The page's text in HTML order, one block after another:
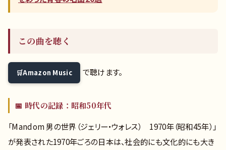
この曲を聴く
Amazon Music で聴けます。
📅 時代の記録：昭和50年代
「Mandom 男の世界（ジェリー・ウォレス） 1970年（昭和45年）」
が発表された1970年ごろの日本は、社会的にも文化的にも大き